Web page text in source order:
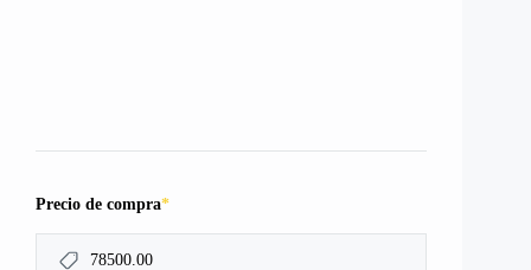
Precio de compra*